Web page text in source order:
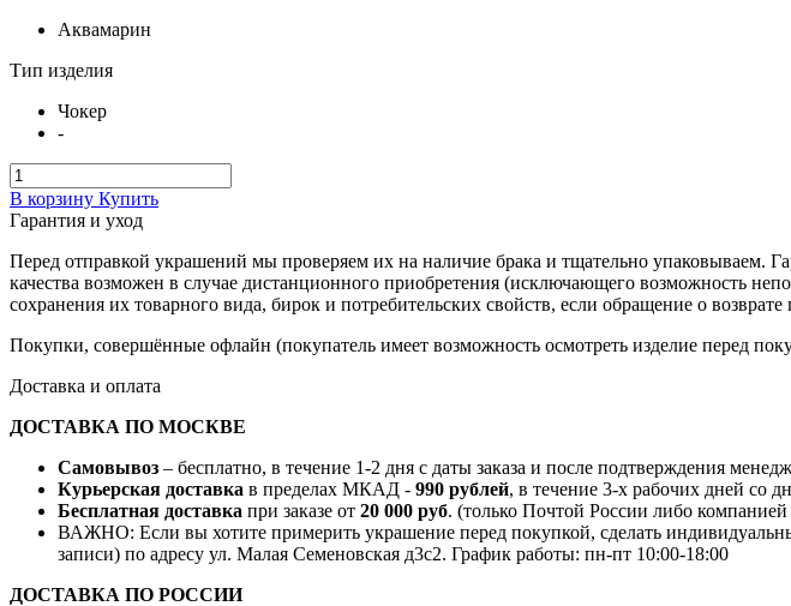
Аквамарин
Тип изделия
Чокер
-
В корзину Купить
Гарантия и уход
Перед отправкой украшений мы проверяем их на наличие брака и тщательно упаковываем.
качества возможен в случае дистанционного приобретения (исключающего возможность
сохранения их товарного вида, бирок и потребительских свойств, если обращение о
Покупки, совершённые офлайн (покупатель имеет возможность осмотреть изделие перед
Доставка и оплата
ДОСТАВКА ПО МОСКВЕ
Самовывоз – бесплатно, в течение 1-2 дня с даты заказа и после подтверждения
Курьерская доставка в пределах МКАД - 990 рублей, в течение 3-х рабочих дней со
Бесплатная доставка при заказе от 20 000 руб. (только Почтой России либо
ВАЖНО: Если вы хотите примерить украшение перед покупкой, сделать
записи) по адресу ул. Малая Семеновская д3с2. График работы: пн-пт 10:00-18:00
ДОСТАВКА ПО РОССИИ